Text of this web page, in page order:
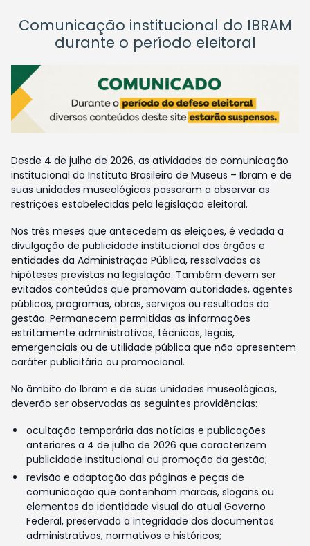
Comunicação institucional do IBRAM
durante o período eleitoral
Desde 4 de julho de 2026, as atividades de comunicação
institucional do Instituto Brasileiro de Museus – Ibram e de
suas unidades museológicas passaram a observar as
restrições estabelecidas pela legislação eleitoral.
Nos três meses que antecedem as eleições, é vedada a
divulgação de publicidade institucional dos órgãos e
entidades da Administração Pública, ressalvadas as
hipóteses previstas na legislação. Também devem ser
evitados conteúdos que promovam autoridades, agentes
públicos, programas, obras, serviços ou resultados da
gestão. Permanecem permitidas as informações
estritamente administrativas, técnicas, legais,
emergenciais ou de utilidade pública que não apresentem
caráter publicitário ou promocional.
No âmbito do Ibram e de suas unidades museológicas,
deverão ser observadas as seguintes providências:
ocultação temporária das notícias e publicações
anteriores a 4 de julho de 2026 que caracterizem
publicidade institucional ou promoção da gestão;
revisão e adaptação das páginas e peças de
comunicação que contenham marcas, slogans ou
elementos da identidade visual do atual Governo
Federal, preservada a integridade dos documentos
administrativos, normativos e históricos;